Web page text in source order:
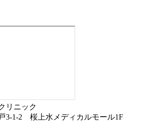
リニック
3‐1‐2 桜上水メディカルモール1F